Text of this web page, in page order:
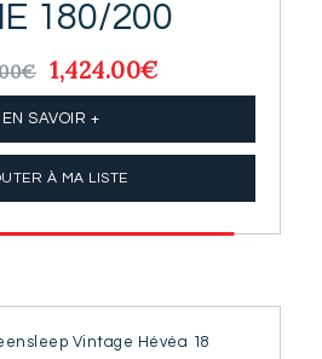
180/200
€
Le
prix
initial
était :
2,035.00€.
1,424.00€
prix
est :
EN SAVOIR +
À MA LISTE